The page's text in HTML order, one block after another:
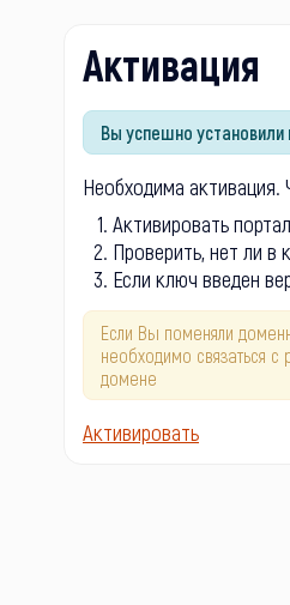
Активация
Вы успешно установили
Необходима активация.
Активировать
Проверить, нет ли
Если ключ введен
Если Вы поменяли
необходимо связаться
домене
Активировать